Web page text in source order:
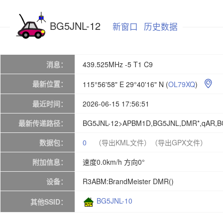
BG5JNL-12 新窗口 历史数据
消息：
439.525MHz -5 T1 C9
最新位置：
115°56'58" E 29°40'16" N (OL79XQ) 
最近时间：
2026-06-15 17:56:51
最新传递路径：
BG5JNL-
数据包：
0 （导出KML文件）
（导出GPX文件）
附加信息：
速度0.0km/h 方向0°
设备：
R3ABM:BrandMeister DMR()
其他SSID： BG5JNL-10